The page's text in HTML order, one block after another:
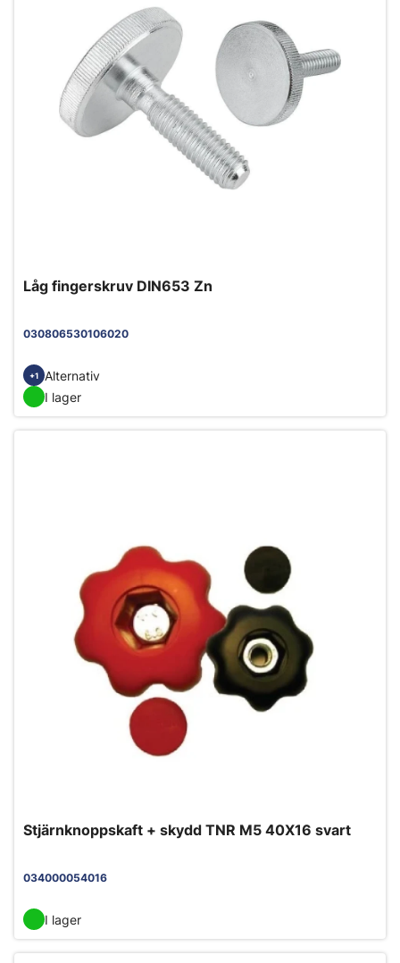
Låg fingerskruv DIN653 Zn
030806530106020
+1
Alternativ
I lager
Stjärnknoppskaft + skydd TNR M5 40X16 svart
034000054016
I lager